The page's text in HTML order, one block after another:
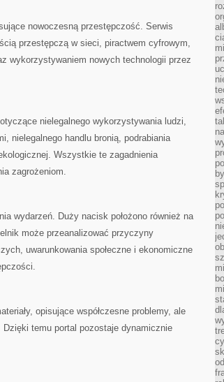
nowoczesną przestępczość. Serwis
przestępczą w sieci, piractwem cyfrowym,
wykorzystywaniem nowych technologii przez
nielegalnego wykorzystywania ludzi,
nielegalnego handlu bronią, podrabiania
Wszystkie te zagadnienia
zagrożeniom.
wydarzeń. Duży nacisk położono również na
może przeanalizować przyczyny
uwarunkowania społeczne i ekonomiczne
opisujące współczesne problemy, ale
temu portal pozostaje dynamicznie